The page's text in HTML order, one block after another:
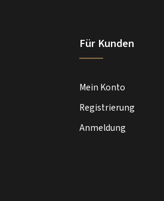
Für Kunden
Mein Konto
Registrierung
Anmeldung